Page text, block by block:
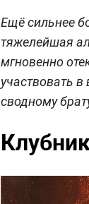
Ещё сильнее
тяжелейшая
мгновенно
участвовать
сводному